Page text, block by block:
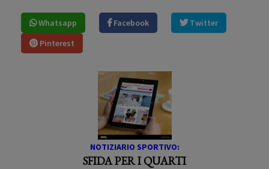
Whatsapp Facebook
Twitter
Pinterest
NOTIZIARIO SPORTIVO:
SFIDA PER I QUARTI